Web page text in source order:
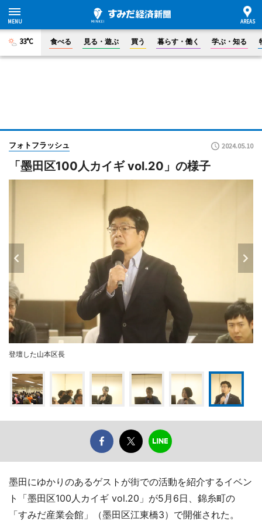
33°C 食べる 見る・遊ぶ 買う 暮らす・働く 学ぶ・知る
フォトフラッシュ 2024.05.10
「墨田区100人カイギ vol.20」の様子
登壇した山本区長
墨田にゆかりのあるゲストが街での活動を紹介するイベン
ト「墨田区100人カイギ vol.20」が5月6日、錦糸町の
「すみだ産業会館」（墨田区江東橋3）で開催された。